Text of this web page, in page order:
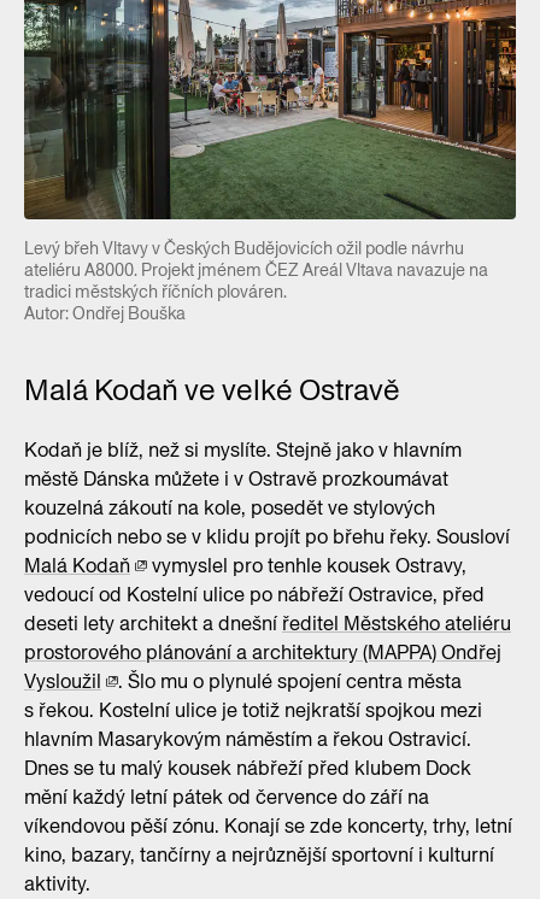
Levý břeh Vltavy v Českých Budějovicích ožil podle návrhu
ateliéru A8000. Projekt jménem ČEZ Areál Vltava navazuje na
tradici městských říčních plováren.
Autor: Ondřej Bouška
Malá Kodaň ve velké Ostravě
Kodaň je blíž, než si myslíte. Stejně jako v hlavním
městě Dánska můžete i v Ostravě prozkoumávat
kouzelná zákoutí na kole, posedět ve stylových
podnicích nebo se v klidu projít po břehu řeky. Sousloví
Malá Kodaň
vymyslel pro tenhle kousek Ostravy,
vedoucí od Kostelní ulice po nábřeží Ostravice, před
deseti lety architekt a dnešní ředitel Městského ateliéru
prostorového plánování a architektury (MAPPA) Ondřej
Vysloužil
. Šlo mu o plynulé spojení centra města
s řekou. Kostelní ulice je totiž nejkratší spojkou mezi
hlavním Masarykovým náměstím a řekou Ostravicí.
Dnes se tu malý kousek nábřeží před klubem Dock
mění každý letní pátek od července do září na
víkendovou pěší zónu. Konají se zde koncerty, trhy, letní
kino, bazary, tančírny a nejrůznější sportovní i kulturní
aktivity.